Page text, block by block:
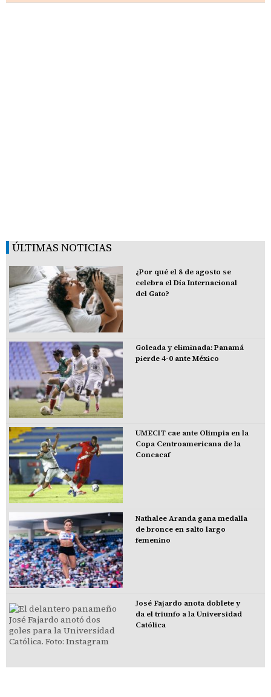
ÚLTIMAS NOTICIAS
¿Por qué el 8 de agosto se
celebra el Día Internacional
del Gato?
Goleada y eliminada: Panamá
pierde 4-0 ante México
UMECIT cae ante Olimpia en la
Copa Centroamericana de la
Concacaf
Nathalee Aranda gana medalla
de bronce en salto largo
femenino
José Fajardo anota doblete y
da el triunfo a la Universidad
Católica